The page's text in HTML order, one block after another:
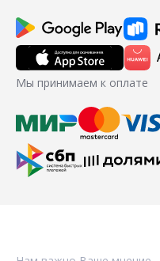
Мы принимаем к оплате